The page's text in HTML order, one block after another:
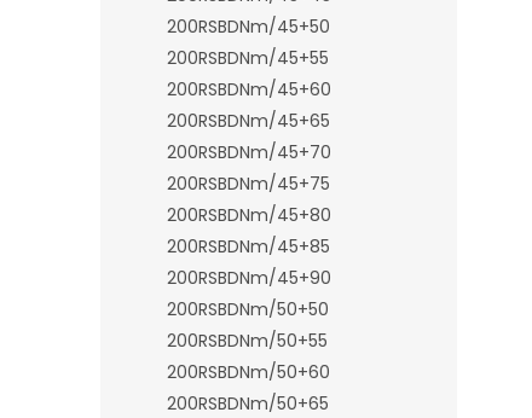
200RSBDNm/45+50
200RSBDNm/45+55
200RSBDNm/45+60
200RSBDNm/45+65
200RSBDNm/45+70
200RSBDNm/45+75
200RSBDNm/45+80
200RSBDNm/45+85
200RSBDNm/45+90
200RSBDNm/50+50
200RSBDNm/50+55
200RSBDNm/50+60
200RSBDNm/50+65